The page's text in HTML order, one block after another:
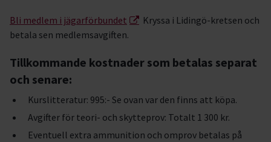
Bli medlem i jägarförbundet
Kryssa i Lidingö-kretsen och
betala sen medlemsavgiften.
Tillkommande kostnader som betalas separat
och senare:
Kurslitteratur: 995:- Se ovan var den finns att köpa.
Avgifter för teori- och skytteprov: Totalt 1 300 kr.
Eventuell extra ammunition och omprov betalas på